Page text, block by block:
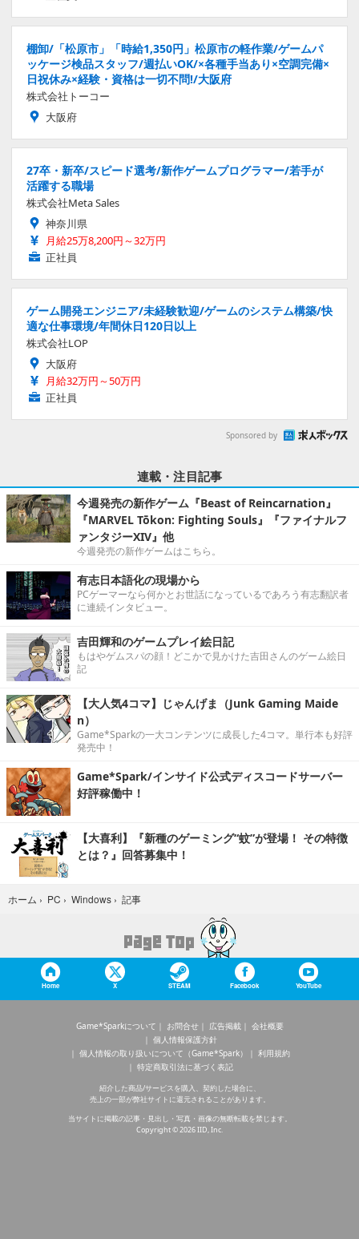
棚卸/「松原市」「時給1,350円」松原市の軽作業/ゲームパ
ッケージ検品スタッフ/週払いOK/×各種手当あり×空調完備×
日祝休み×経験・資格は一切不問!/大阪府
株式会社トーコー
大阪府
27卒・新卒/スピード選考/新作ゲームプログラマー/若手が
活躍する職場
株式会社Meta Sales
神奈川県
月給25万8,200円～32万円
正社員
ゲーム開発エンジニア/未経験歓迎/ゲームのシステム構築/快
適な仕事環境/年間休日120日以上
株式会社LOP
大阪府
月給32万円～50万円
正社員
Sponsored by
連載・注目記事
今週発売の新作ゲーム『Beast of Reincarnation』
『MARVEL Tōkon: Fighting Souls』『ファイナルフ
ァンタジーXIV』他
今週発売の新作ゲームはこちら。
有志日本語化の現場から
PCゲーマーなら何かとお世話になっているであろう有志翻訳者
に連続インタビュー。
吉田輝和のゲームプレイ絵日記
もはやゲムスパの顔！どこかで見かけた吉田さんのゲーム絵日
記
【大人気4コマ】じゃんげま（Junk Gaming Maide
n）
Game*Sparkの一大コンテンツに成長した4コマ。単行本も好評
発売中！
Game*Spark/インサイド公式ディスコードサーバー
好評稼働中！
【大喜利】『新種のゲーミング“蚊”が登場！ その特徴
とは？』回答募集中！
ホーム › PC › Windows › 記事
Home X STEAM Facebook YouTube
Game*Sparkについて お問合せ 広告掲載
会社概要
個人情報保護方針
個人情報の取り扱いについて（Game*Spark）
利用規約
特定商取引法に基づく表記
紹介した商品/サービスを購入、契約した場合に、
売上の一部が弊社サイトに還元されることがあります。
当サイトに掲載の記事・見出し・写真・画像の無断転載を禁じます。
Copyright © 2026 IID, Inc.